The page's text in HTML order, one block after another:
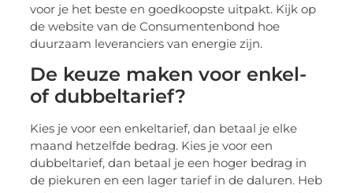
voor je het beste en goedkoopste uitpakt. Kijk op
de website van de Consumentenbond hoe
duurzaam leveranciers van energie zijn.
De keuze maken voor enkel-
of dubbeltarief?
Kies je voor een enkeltarief, dan betaal je elke
maand hetzelfde bedrag. Kies je voor een
dubbeltarief, dan betaal je een hoger bedrag in
de piekuren en een lager tarief in de daluren. Heb